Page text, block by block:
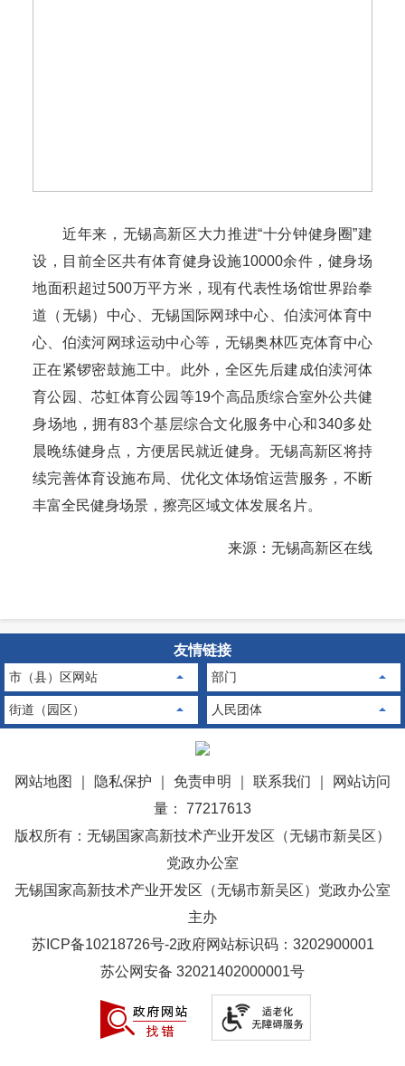
近年来，无锡高新区大力推进“十分钟健身圈”建
设，目前全区共有体育健身设施10000余件，健身场
地面积超过500万平方米，现有代表性场馆世界跆拳
道（无锡）中心、无锡国际网球中心、伯渎河体育中
心、伯渎河网球运动中心等，无锡奥林匹克体育中心
正在紧锣密鼓施工中。此外，全区先后建成伯渎河体
育公园、芯虹体育公园等19个高品质综合室外公共健
身场地，拥有83个基层综合文化服务中心和340多处
晨晚练健身点，方便居民就近健身。无锡高新区将持
续完善体育设施布局、优化文体场馆运营服务，不断
丰富全民健身场景，擦亮区域文体发展名片。
来源：无锡高新区在线
友情链接
市（县）区网站 部门
街道（园区） 人民团体
网站地图 隐私保护 免责申明 联系我们
网站访问
量： 77217613
版权所有：无锡国家高新技术产业开发区（无锡市新吴区）
党政办公室
无锡国家高新技术产业开发区（无锡市新吴区）党政办公室
主办
苏ICP备10218726号-2政府网站标识码：3202900001
苏公网安备 32021402000001号